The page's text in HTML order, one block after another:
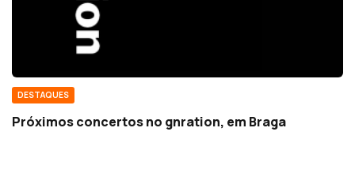
DESTAQUES
Próximos concertos no gnration, em Braga